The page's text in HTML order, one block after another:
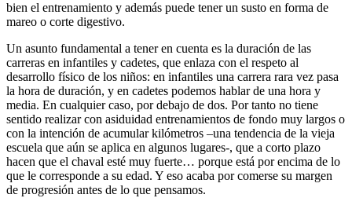
bien el entrenamiento y además puede tener un susto en forma de
mareo o corte digestivo.
Un asunto fundamental a tener en cuenta es la duración de las
carreras en infantiles y cadetes, que enlaza con el respeto al
desarrollo físico de los niños: en infantiles una carrera rara vez pasa
la hora de duración, y en cadetes podemos hablar de una hora y
media. En cualquier caso, por debajo de dos. Por tanto no tiene
sentido realizar con asiduidad entrenamientos de fondo muy largos o
con la intención de acumular kilómetros –una tendencia de la vieja
escuela que aún se aplica en algunos lugares-, que a corto plazo
hacen que el chaval esté muy fuerte… porque está por encima de lo
que le corresponde a su edad. Y eso acaba por comerse su margen
de progresión antes de lo que pensamos.